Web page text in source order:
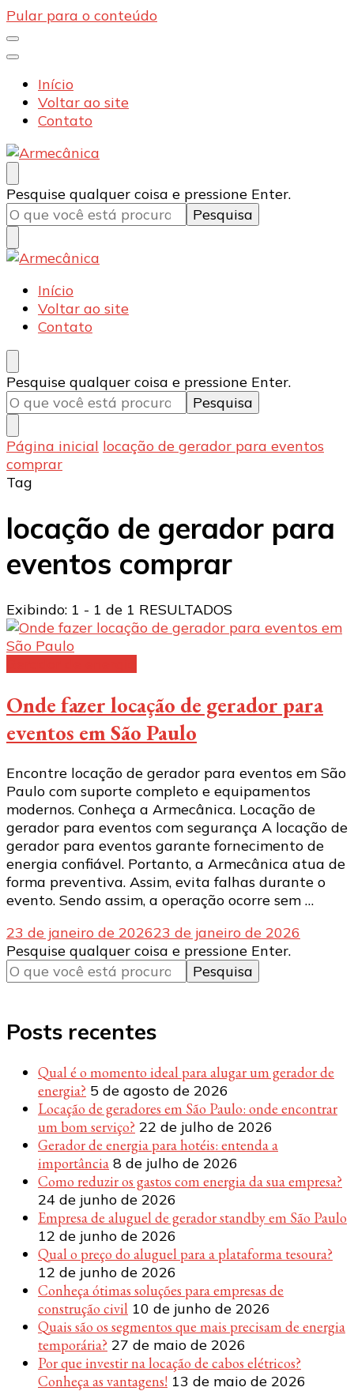
Pular para o conteúdo
Início
Voltar ao site
Contato
Armecânica
Blog
Procurando
algo?
Pesquise qualquer coisa e pressione Enter.
Armecânica
Blog
Início
Voltar ao site
Contato
Procurando
algo?
Pesquise qualquer coisa e pressione Enter.
Página inicial locação de gerador para eventos
comprar
Tag
locação de gerador para
eventos comprar
Exibindo: 1 - 1 de 1 RESULTADOS
Onde fazer locação de gerador para
eventos em São Paulo
Encontre locação de gerador para eventos em São
Paulo com suporte completo e equipamentos
modernos. Conheça a Armecânica. Locação de
gerador para eventos com segurança A locação de
gerador para eventos garante fornecimento de
energia confiável. Portanto, a Armecânica atua de
forma preventiva. Assim, evita falhas durante o
evento. Sendo assim, a operação ocorre sem …
23 de janeiro de 202623 de janeiro de 2026
Procurando
algo?
Pesquise qualquer coisa e pressione Enter.
Posts recentes
Qual é o momento ideal para alugar um gerador de
energia? 5 de agosto de 2026
Locação de geradores em São Paulo: onde encontrar
um bom serviço? 22 de julho de 2026
Gerador de energia para hotéis: entenda a
importância 8 de julho de 2026
Como reduzir os gastos com energia da sua empresa?
24 de junho de 2026
Empresa de aluguel de gerador standby em São Paulo
12 de junho de 2026
Qual o preço do aluguel para a plataforma tesoura?
12 de junho de 2026
Conheça ótimas soluções para empresas de
construção civil 10 de junho de 2026
Quais são os segmentos que mais precisam de energia
temporária? 27 de maio de 2026
Por que investir na locação de cabos elétricos?
Conheça as vantagens! 13 de maio de 2026